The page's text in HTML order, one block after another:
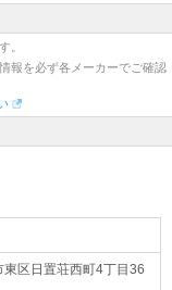
。
報を必ず各メーカーでご確認
東区 日置荘西町4丁目36